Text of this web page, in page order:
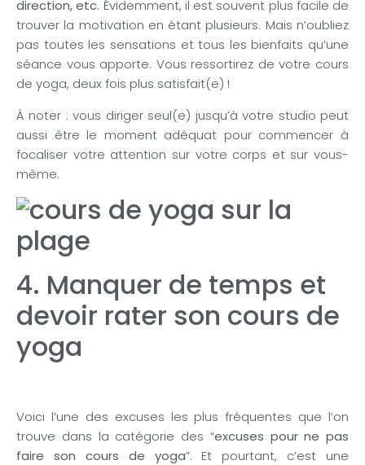
direction, etc. Évidemment, il est souvent plus facile de
trouver la motivation en étant plusieurs. Mais n’oubliez
pas toutes les sensations et tous les bienfaits qu’une
séance vous apporte. Vous ressortirez de votre cours
de yoga, deux fois plus satisfait(e) !
À noter : vous diriger seul(e) jusqu’à votre studio peut
aussi être le moment adéquat pour commencer à
focaliser votre attention sur votre corps et sur vous-
même.
4. Manquer de temps et
devoir rater son cours de
yoga
Voici l’une des excuses les plus fréquentes que l’on
trouve dans la catégorie des “excuses pour ne pas
faire son cours de yoga”. Et pourtant, c’est une